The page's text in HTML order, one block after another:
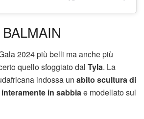
2024 più belli ma anche più
quello sfoggiato dal Tyla. La
indossa un abito scultura di
in sabbiae modellato sul